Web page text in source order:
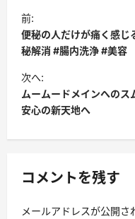
投
稿
ナ
ビ
ゲ
ー
シ
ン
前:
便秘の人だけが痛く感
秘解消 #腸内洗浄 #美容
次へ:
ムームードメインへのス
安心の新天地へ
コメントを残す
メールアドレスが公開さ